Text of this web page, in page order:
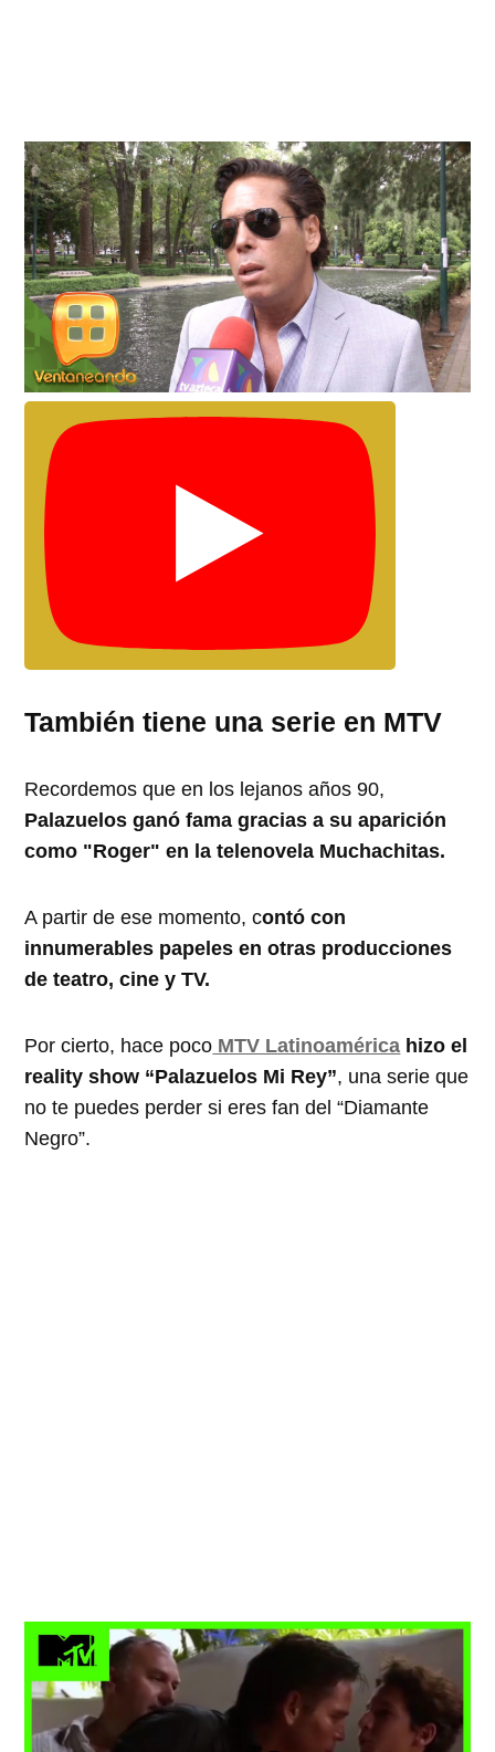
También tiene una serie en MTV
Recordemos que en los lejanos años 90,
Palazuelos ganó fama gracias a su aparición
como "Roger" en la telenovela Muchachitas.
A partir de ese momento, contó con
innumerables papeles en otras producciones
de teatro, cine y TV.
Por cierto, hace poco MTV Latinoamérica hizo el
reality show “Palazuelos Mi Rey”, una serie que
no te puedes perder si eres fan del “Diamante
Negro”.